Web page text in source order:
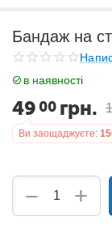
Бандаж на
в наявності
49 00 грн.
Ви заощаджуєте:
+
−